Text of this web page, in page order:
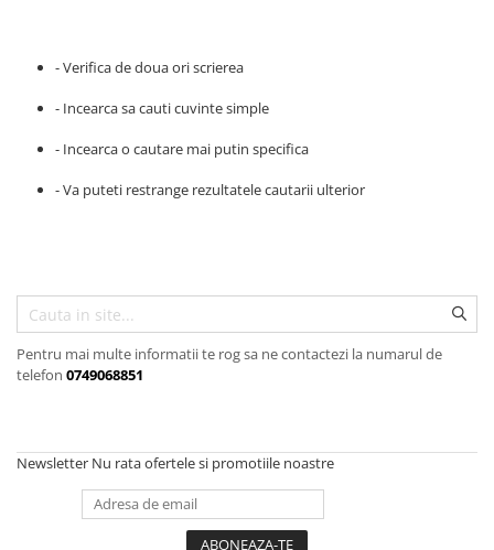
Casa
Articole ambalare
Electronice si electrocasnice
Incalzire si racire
Usi si porti
Accesorii gresie si faianta
Accesorii pentru faianta, gresie si
- Verifica de doua ori scrierea
- Incearca sa cauti cuvinte simple
- Incearca o cautare mai putin specifica
- Va puteti restrange rezultatele cautarii ulterior
Pentru mai multe informatii te rog sa ne contactezi la numarul de
telefon 0749068851
Newsletter Nu rata ofertele si promotiile noastre